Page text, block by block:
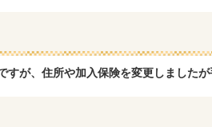
すが、住所や加入保険を変更しました